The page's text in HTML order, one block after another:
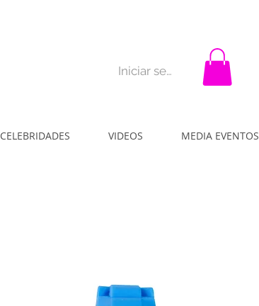
Iniciar sesión
CELEBRIDADES VIDEOS MEDIA EVENTOS